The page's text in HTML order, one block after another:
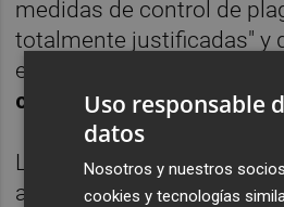
medidas de control de
totalmente justificadas" y
en cualquier
controversia".
La documentación que
anteriormente Bruselas
Uso responsable
datos
Nosotros y nuestros
cookies y tecnologías